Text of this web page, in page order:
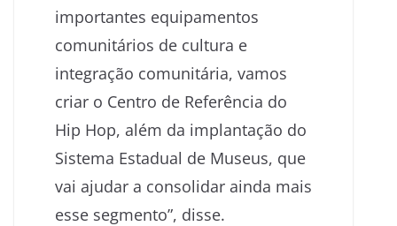
importantes equipamentos
comunitários de cultura e
integração comunitária, vamos
criar o Centro de Referência do
Hip Hop, além da implantação do
Sistema Estadual de Museus, que
vai ajudar a consolidar ainda mais
esse segmento”, disse.